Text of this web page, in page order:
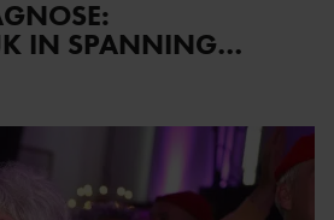
IN SPANNING